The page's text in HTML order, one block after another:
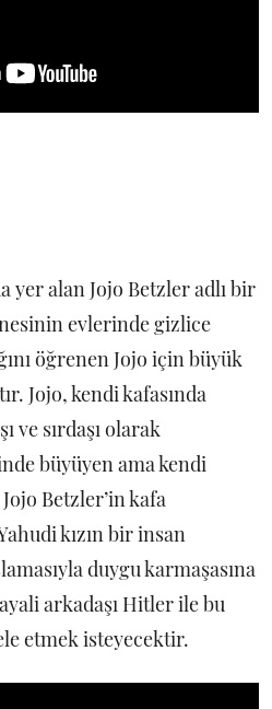
yer alan Jojo Betzler adlı bir
evlerinde gizlice
öğrenen Jojo için büyük
Jojo, kendi kafasında
ve sırdaşı olarak
büyüyen ama kendi
Betzler’in kafa
kızın bir insan
duygu karmaşasına
arkadaşı Hitler ile bu
etmek isteyecektir.